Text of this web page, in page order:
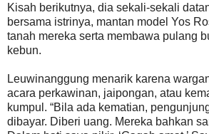
Kisah berikutnya, dia sekali-sekali
bersama istrinya, mantan model Yos
tanah mereka serta membawa pulang
kebun.
Leuwinanggung menarik karena
acara perkawinan, jaipongan, atau
kumpul. “Bila ada kematian,
dibayar. Diberi uang. Mereka bahkan